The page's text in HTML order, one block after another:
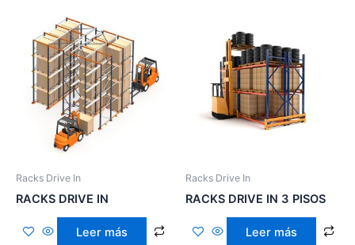
Racks Drive In
RACKS DRIVE IN
Leer más
Racks Drive In
RACKS DRIVE IN 3 PISOS
Leer más